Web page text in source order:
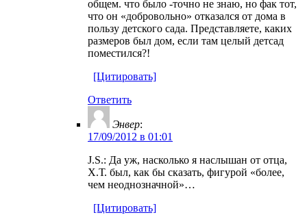
общем. что было -точно не знаю, но фак тот,
что он «добровольно» отказался от дома в
пользу детского сада. Представляете, каких
размеров был дом, если там целый детсад
поместился?!
[Цитировать]
Ответить
Энвер:
17/09/2012 в 01:01
J.S.: Да уж, насколько я наслышан от отца,
Х.Т. был, как бы сказать, фигурой «более,
чем неоднозначной»…
[Цитировать]